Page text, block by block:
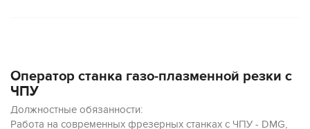
Оператор станка газо-плазменной резки с
ЧПУ
Должностные обязанности:
Работа на современных фрезерных станках с ЧПУ - DMG,